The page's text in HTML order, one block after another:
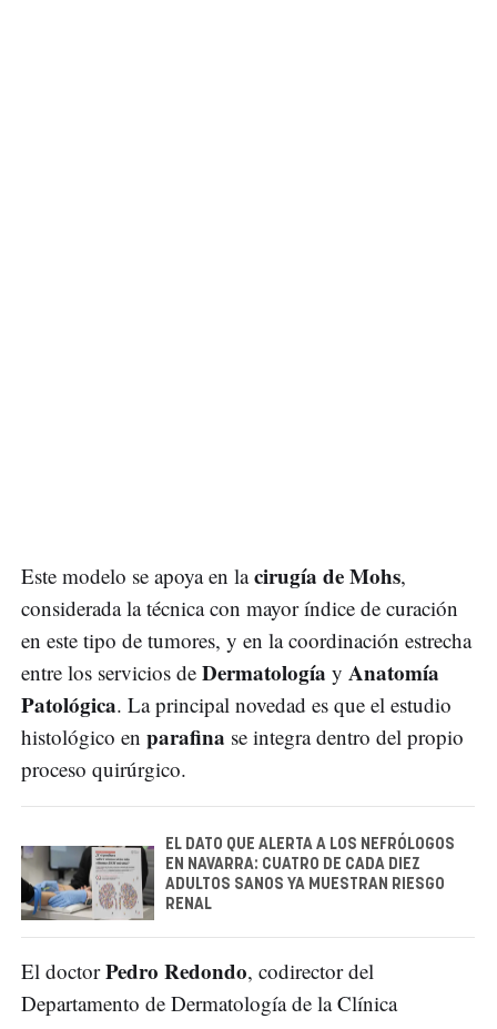
Este modelo se apoya en lacirugía de Mohs,
considerada la técnica con mayor índice de curación
en este tipo de tumores, y en la coordinación estrecha
entre los servicios de Dermatología y Anatomía
Patológica. La principal novedad es que el estudio
histológico en parafina se integra dentro del propio
proceso quirúrgico.
EL DATO QUE ALERTA A LOS NEFRÓLOGOS
EN NAVARRA: CUATRO DE CADA DIEZ
ADULTOS SANOS YA MUESTRAN RIESGO
RENAL
El doctorPedro Redondo, codirector del
Departamento de Dermatología de la Clínica